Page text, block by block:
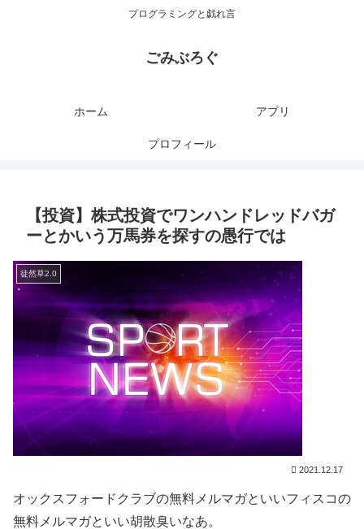
プログラミングと戯れ言
ごみぶろぐ
ホーム アプリ
プロフィール
【投資】株式投資でワンハンドレッドバガ
ーとかいう万馬券を探すの愚行では
徒然草2.0
2021.12.17
オックスフォードクラブの無料メルマガといいフィスコの
無料メルマガといい胡散臭いなあ。